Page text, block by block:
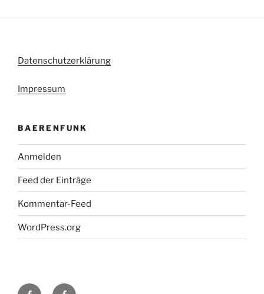
Datenschutzerklärung
Impressum
BAERENFUNK
Anmelden
Feed der Einträge
Kommentar-Feed
WordPress.org
H48 Facebook-